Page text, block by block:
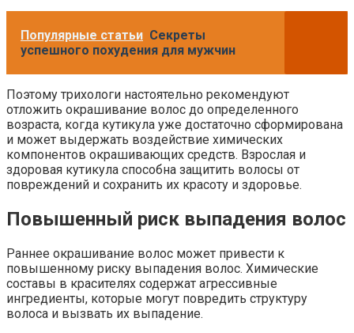
Популярные статьи Секреты
успешного похудения для мужчин
Поэтому трихологи настоятельно рекомендуют
отложить окрашивание волос до определенного
возраста, когда кутикула уже достаточно сформирована
и может выдержать воздействие химических
компонентов окрашивающих средств. Взрослая и
здоровая кутикула способна защитить волосы от
повреждений и сохранить их красоту и здоровье.
Повышенный риск выпадения волос
Раннее окрашивание волос может привести к
повышенному риску выпадения волос. Химические
составы в красителях содержат агрессивные
ингредиенты, которые могут повредить структуру
волоса и вызвать их выпадение.